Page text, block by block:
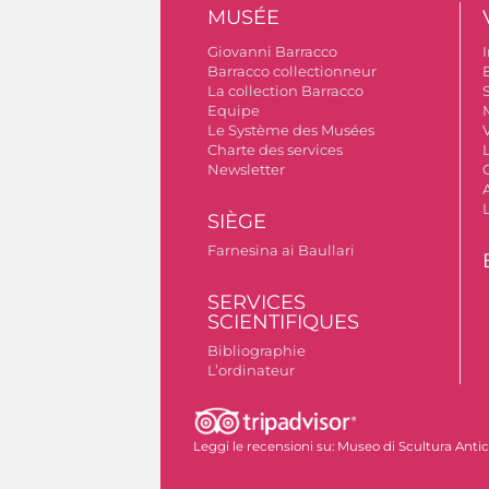
MUSÉE
Giovanni Barracco
Barracco collectionneur
La collection Barracco
Equipe
Le Système des Musées
Charte des services
Newsletter
SIÈGE
Farnesina ai Baullari
SERVICES
SCIENTIFIQUES
Bibliographie
L’ordinateur
Leggi le recensioni su: Museo di Scultura